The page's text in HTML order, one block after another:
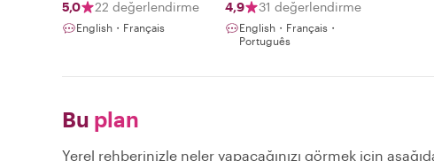
5,0 22 değerlendirme
English・Français
4,9 31 değerlendirme
English・Français・
Português
Bu plan
Yerel rehberinizle neler yapacağınızı görmek için